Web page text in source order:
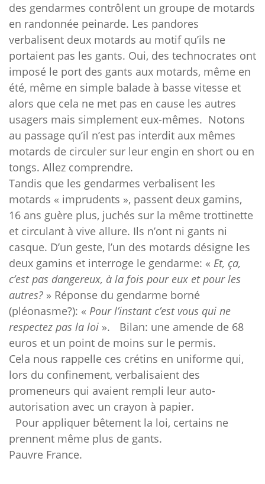
des gendarmes contrôlent un groupe de motards
en randonnée peinarde. Les pandores
verbalisent deux motards au motif qu’ils ne
portaient pas les gants. Oui, des technocrates ont
imposé le port des gants aux motards, même en
été, même en simple balade à basse vitesse et
alors que cela ne met pas en cause les autres
usagers mais simplement eux-mêmes. Notons
au passage qu’il n’est pas interdit aux mêmes
motards de circuler sur leur engin en short ou en
tongs. Allez comprendre.
Tandis que les gendarmes verbalisent les
motards « imprudents », passent deux gamins,
16 ans guère plus, juchés sur la même trottinette
et circulant à vive allure. Ils n’ont ni gants ni
casque. D’un geste, l’un des motards désigne les
deux gamins et interroge le gendarme: « Et, ça,
c’est pas dangereux, à la fois pour eux et pour les
autres? » Réponse du gendarme borné
(pléonasme?): « Pour l’instant c’est vous qui ne
respectez pas la loi ». Bilan: une amende de 68
euros et un point de moins sur le permis.
Cela nous rappelle ces crétins en uniforme qui,
lors du confinement, verbalisaient des
promeneurs qui avaient rempli leur auto-
autorisation avec un crayon à papier.
Pour appliquer bêtement la loi, certains ne
prennent même plus de gants.
Pauvre France.